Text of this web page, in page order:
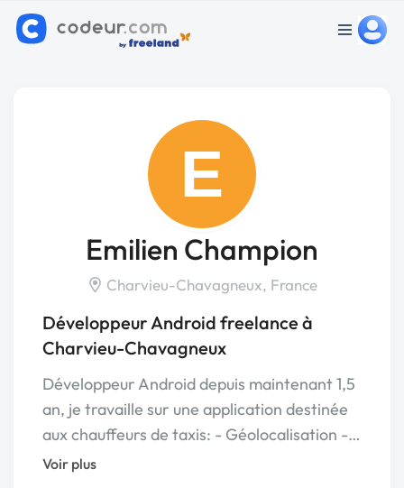
E
Emilien Champion
Charvieu-Chavagneux, France
Développeur Android freelance à
Charvieu-Chavagneux
Développeur Android depuis maintenant 1,5
an, je travaille sur une application destinée
aux chauffeurs de taxis: - Géolocalisation -…
Voir plus